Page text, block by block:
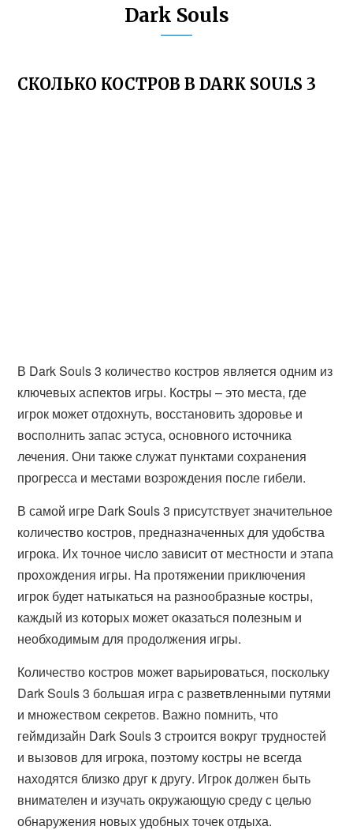
Dark Souls
СКОЛЬКО КОСТРОВ В DARK SOULS 3
В Dark Souls 3 количество костров является одним из
ключевых аспектов игры. Костры – это места, где
игрок может отдохнуть, восстановить здоровье и
восполнить запас эстуса, основного источника
лечения. Они также служат пунктами сохранения
прогресса и местами возрождения после гибели.
В самой игре Dark Souls 3 присутствует значительное
количество костров, предназначенных для удобства
игрока. Их точное число зависит от местности и этапа
прохождения игры. На протяжении приключения
игрок будет натыкаться на разнообразные костры,
каждый из которых может оказаться полезным и
необходимым для продолжения игры.
Количество костров может варьироваться, поскольку
Dark Souls 3 большая игра с разветвленными путями
и множеством секретов. Важно помнить, что
геймдизайн Dark Souls 3 строится вокруг трудностей
и вызовов для игрока, поэтому костры не всегда
находятся близко друг к другу. Игрок должен быть
внимателен и изучать окружающую среду с целью
обнаружения новых удобных точек отдыха.